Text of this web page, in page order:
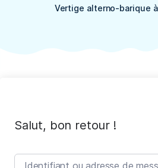
Vertige alterno-barique
Salut, bon retour !